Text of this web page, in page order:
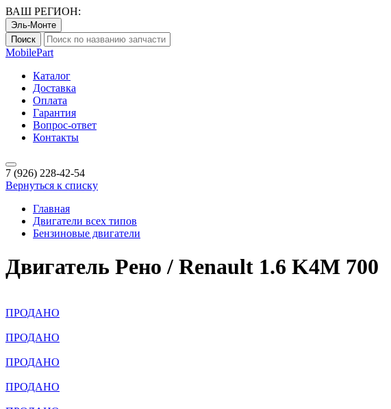
ВАШ РЕГИОН:
Эль-Монте
Поиск
MobilePart
Каталог
Доставка
Оплата
Гарантия
Вопрос-ответ
Контакты
7 (926) 228-42-54
Вернуться к списку
Главная
Двигатели всех типов
Бензиновые двигатели
Двигатель Рено / Renault 1.6 K4M 700
ПРОДАНО
ПРОДАНО
ПРОДАНО
ПРОДАНО